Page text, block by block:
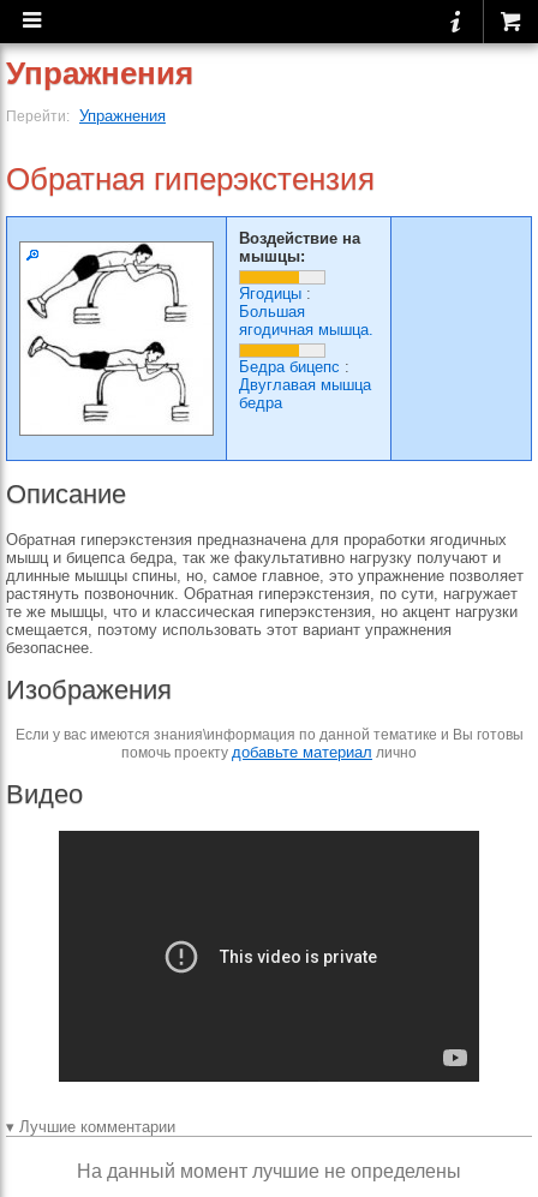
Упражнения
Перейти: Упражнения
Обратная гиперэкстензия
Воздействие на
мышцы:
Ягодицы :
Большая
ягодичная мышца.
Бедра бицепс :
Двуглавая мышца
бедра
Описание
Обратная гиперэкстензия предназначена для проработки ягодичных
мышц и бицепса бедра, так же факультативно нагрузку получают и
длинные мышцы спины, но, самое главное, это упражнение позволяет
растянуть позвоночник. Обратная гиперэкстензия, по сути, нагружает
те же мышцы, что и классическая гиперэкстензия, но акцент нагрузки
смещается, поэтому использовать этот вариант упражнения
безопаснее.
Изображения
Если у вас имеются знания\информация по данной тематике и Вы готовы
помочь проекту добавьте материал лично
Видео
▾ Лучшие комментарии
На данный момент лучшие не определены